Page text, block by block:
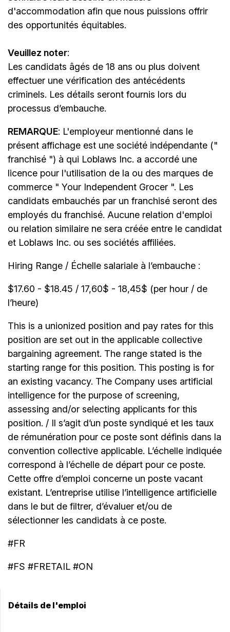
d'accommodation afin que nous puissions offrir
des opportunités équitables.
Veuillez noter:
Les candidats âgés de 18 ans ou plus doivent
effectuer une vérification des antécédents
criminels. Les détails seront fournis lors du
processus d’embauche.
REMARQUE: L'employeur mentionné dans le
présent affichage est une société indépendante ("
franchisé ") à qui Loblaws Inc. a accordé une
licence pour l'utilisation de la ou des marques de
commerce " Your Independent Grocer ". Les
candidats embauchés par un franchisé seront des
employés du franchisé. Aucune relation d'emploi
ou relation similaire ne sera créée entre le candidat
et Loblaws Inc. ou ses sociétés affiliées.
Hiring Range / Échelle salariale à l’embauche :
$17.60 - $18.45 / 17,60$ - 18,45$ (per hour / de
l’heure)
This is a unionized position and pay rates for this
position are set out in the applicable collective
bargaining agreement. The range stated is the
starting range for this position. This posting is for
an existing vacancy. The Company uses artificial
intelligence for the purpose of screening,
assessing and/or selecting applicants for this
position. / Il s’agit d’un poste syndiqué et les taux
de rémunération pour ce poste sont définis dans la
convention collective applicable. L’échelle indiquée
correspond à l’échelle de départ pour ce poste.
Cette offre d’emploi concerne un poste vacant
existant. L’entreprise utilise l’intelligence artificielle
dans le but de filtrer, d’évaluer et/ou de
sélectionner les candidats à ce poste.
#FR
#FS #FRETAIL #ON
Détails de l'emploi